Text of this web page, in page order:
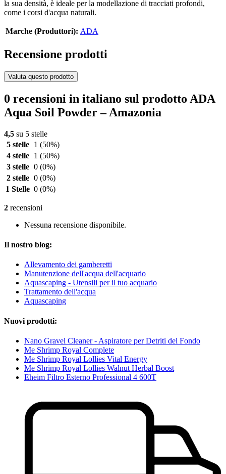
la sua densità, è ideale per la modellazione di tracciati profondi,
come i corsi d'acqua naturali.
Marche (Produttori): ADA
Recensione prodotti
Valuta questo prodotto
0 recensioni in italiano sul prodotto ADA
Aqua Soil Powder – Amazonia
4,5 su 5 stelle
5 stelle
1 (50%)
4 stelle
1 (50%)
3 stelle 0 (0%)
2 stelle 0 (0%)
1 Stelle 0 (0%)
2 recensioni
Nessuna recensione disponibile.
Il nostro blog:
Allevamento dei gamberetti
Manutenzione dell'acqua dell'acquario
Aquascaping - Utensili per il tuo acquario
Trattamento dell'acqua
Aquascaping
Nuovi prodotti:
Nano Gravel Cleaner - Aspiratore per Detriti del Fondo
Me Shrimp Royal Complete
Me Shrimp Royal Lollies Vital Energy
Me Shrimp Royal Lollies Walnut Herbal Boost
Eheim Filtro Esterno Professional 4 600T